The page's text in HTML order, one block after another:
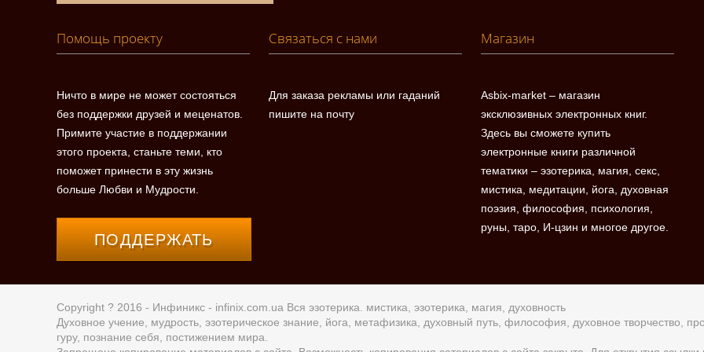
Помощь проекту
Ничто в мире не может состояться
без поддержки друзей и меценатов.
Примите участие в поддержании
этого проекта, станьте теми, кто
поможет принести в эту жизнь
больше Любви и Мудрости.
ПОДДЕРЖАТЬ
Связаться с нами
Для заказа рекламы или гаданий
пишите на почту
Магазин
Asbix-market – магазин
эксклюзивных электронных книг.
Здесь вы сможете купить
электронные книги различной
тематики – эзотерика, магия, секс,
мистика, медитации, йога, духовная
поэзия, философия, психология,
руны, таро, И-цзин и многое другое.
Copyright ? 2016 - Инфиникс - infinix.com.ua Вся эзотерика. мистика, эзотерика, магия, духовность
Духовное учение, мудрость, эзотерическое знание, йога, метафизика, духовный путь, философия, духовное творчество,
гуру, познание себя, постижением мира.